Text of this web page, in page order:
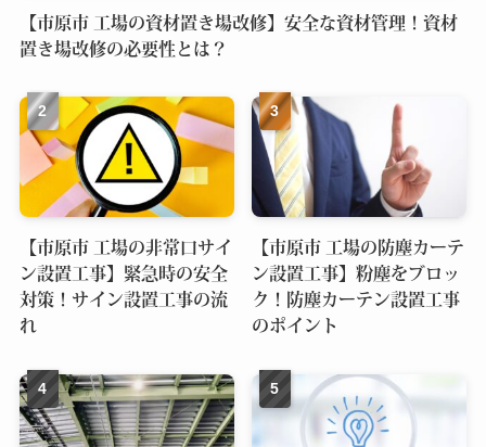
【市原市 工場の資材置き場改修】安全な資材管理！資材
置き場改修の必要性とは？
【市原市 工場の非常口サイ
ン設置工事】緊急時の安全
対策！サイン設置工事の流
れ
【市原市 工場の防塵カーテ
ン設置工事】粉塵をブロッ
ク！防塵カーテン設置工事
のポイント